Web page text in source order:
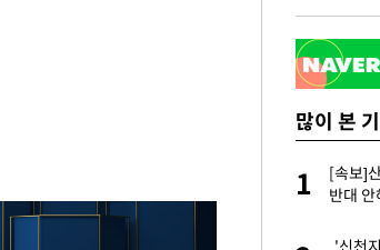
많이 본
정부, 전 산업에 'AI 옷' 입힌다…AI 로봇 연
1
[속보]
반대
'신천